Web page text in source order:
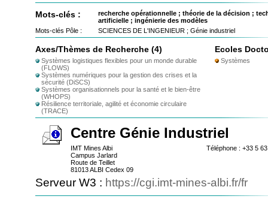
Mots-clés :
recherche opérationnelle ; théorie de la décision ;
artificielle ; ingénierie des modèles
Mots-clés Pôle :
SCIENCES DE L'INGENIEUR ; Génie industriel
Axes/Thèmes de Recherche (4)
Systèmes logistiques flexibles pour un monde durable
(FLOWS)
Systèmes numériques pour la gestion des crises et la
sécurité (DiSCS)
Systèmes organisationnels pour la santé et le bien-être
(WHOPS)
Résilience territoriale, agilité et économie circulaire
(TRACE)
Ecoles
Systèmes
Centre Génie Industriel
IMT Mines Albi
Campus Jarlard
Route de Teillet
81013 ALBI Cedex 09
Téléphone : +33 5
Serveur W3 : https://cgi.imt-mines-albi.fr/fr